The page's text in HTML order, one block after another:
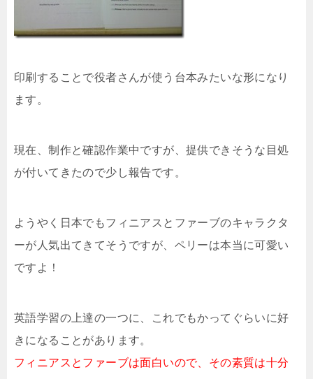
印刷することで役者さんが使う台本みたいな形になり
ます。
現在、制作と確認作業中ですが、提供できそうな目処
が付いてきたので少し報告です。
ようやく日本でもフィニアスとファーブのキャラクタ
ーが人気出てきてそうですが、ペリーは本当に可愛い
ですよ！
英語学習の上達の一つに、これでもかってぐらいに好
きになることがあります。
フィニアスとファーブは面白いので、その素質は十分